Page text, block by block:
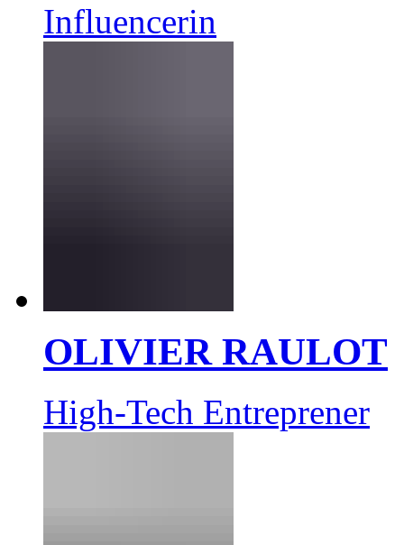
Influencerin
OLIVIER RAULOT
High-Tech Entreprener